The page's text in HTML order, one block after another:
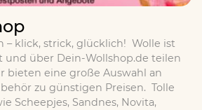
– klick, strick, glücklich! Wolle ist
und über Dein-Wollshop.de teilen
bieten eine große Auswahl an
zu günstigen Preisen. Tolle
Scheepjes, Sandnes, Novita,